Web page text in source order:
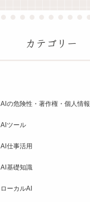
カテゴリー
AIの危険性・著作権・個人情報
AIツール
AI仕事活用
AI基礎知識
ローカルAI